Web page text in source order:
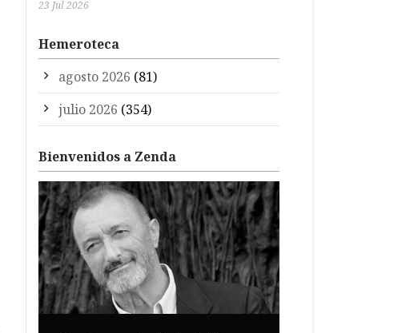
23 Jul 2026
Hemeroteca
agosto 2026 (81)
julio 2026 (354)
Bienvenidos a Zenda